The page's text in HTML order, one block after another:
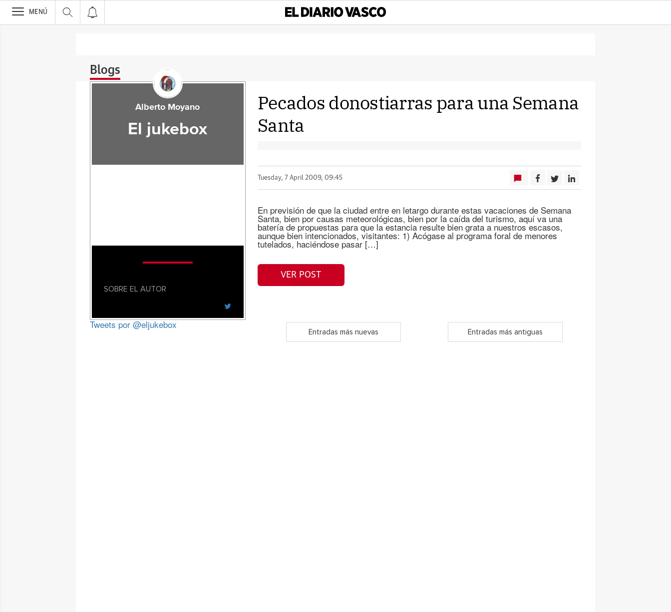
>
MENÚ
Blogs
Pecados donostiarras para una Semana
Santa
Tuesday, 7 April 2009, 09:45
En previsión de que la ciudad entre en letargo durante estas vacaciones de Semana
Santa, bien por causas meteorológicas, bien por la caída del turismo, aquí va una
batería de propuestas para que la estancia resulte bien grata a nuestros escasos,
aunque bien intencionados, visitantes: 1) Acógase al programa foral de menores
tutelados, haciéndose pasar […]
VER POST
Entradas más nuevas Entradas más antiguas
Alberto Moyano
El jukebox
SOBRE EL AUTOR
Tweets por @eljukebox